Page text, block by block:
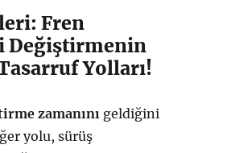
Fren
Değiştirmenin
Yolları!
zamanını geldiğini
yolu, sürüş